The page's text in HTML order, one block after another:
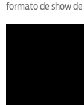
formato de show